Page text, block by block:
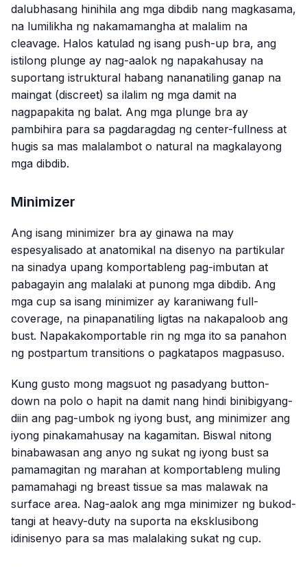
dalubhasang hinihila ang mga dibdib nang magkasama,
na lumilikha ng nakamamangha at malalim na
cleavage. Halos katulad ng isang push-up bra, ang
istilong plunge ay nag-aalok ng napakahusay na
suportang istruktural habang nananatiling ganap na
maingat (discreet) sa ilalim ng mga damit na
nagpapakita ng balat. Ang mga plunge bra ay
pambihira para sa pagdaragdag ng center-fullness at
hugis sa mas malalambot o natural na magkalayong
mga dibdib.
Minimizer
Ang isang minimizer bra ay ginawa na may
espesyalisado at anatomikal na disenyo na partikular
na sinadya upang komportableng pag-imbutan at
pabagayin ang malalaki at punong mga dibdib. Ang
mga cup sa isang minimizer ay karaniwang full-
coverage, na pinapanatiling ligtas na nakapaloob ang
bust. Napakakomportable rin ng mga ito sa panahon
ng postpartum transitions o pagkatapos magpasuso.
Kung gusto mong magsuot ng pasadyang button-
down na polo o hapit na damit nang hindi binibigyang-
diin ang pag-umbok ng iyong bust, ang minimizer ang
iyong pinakamahusay na kagamitan. Biswal nitong
binabawasan ang anyo ng sukat ng iyong bust sa
pamamagitan ng marahan at komportableng muling
pamamahagi ng breast tissue sa mas malawak na
surface area. Nag-aalok ang mga minimizer ng bukod-
tangi at heavy-duty na suporta na eksklusibong
idinisenyo para sa mas malalaking sukat ng cup.